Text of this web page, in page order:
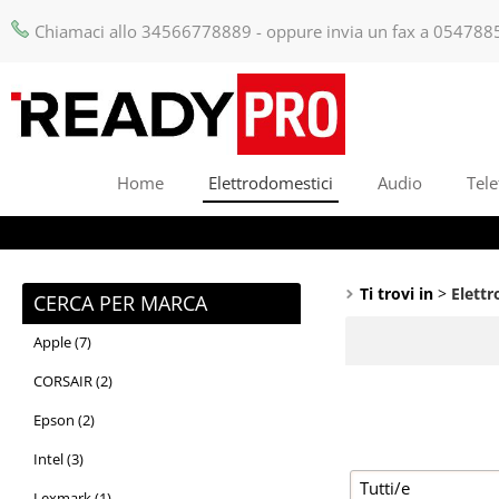
Chiamaci allo 34566778889 - oppure invia un fax a
Home Elettrodomestici Audio
CERCA PER MARCA
Apple (7)
CORSAIR (2)
Epson (2)
Intel (3)
Ti trovi in